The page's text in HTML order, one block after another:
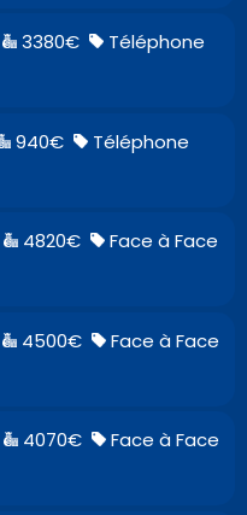
3380€
Téléphone
940€
Téléphone
4820€
Face à Face
4500€
Face à Face
4070€
Face à Face